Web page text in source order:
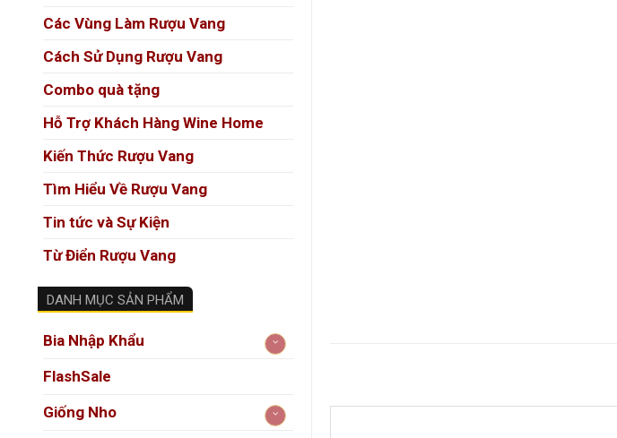
Các Vùng Làm Rượu Vang
Cách Sử Dụng Rượu Vang
Combo quà tặng
Hỗ Trợ Khách Hàng Wine Home
Kiến Thức Rượu Vang
Tìm Hiểu Về Rượu Vang
Tin tức và Sự Kiện
Từ Điển Rượu Vang
DANH MỤC SẢN PHẨM
Bia Nhập Khẩu
FlashSale
Giống Nho